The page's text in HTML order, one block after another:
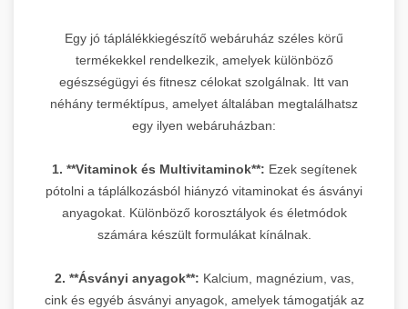
Egy jó táplálékkiegészítő webáruház széles körű
termékekkel rendelkezik, amelyek különböző
egészségügyi és fitnesz célokat szolgálnak. Itt van
néhány terméktípus, amelyet általában megtalálhatsz
egy ilyen webáruházban:
1. **Vitaminok és Multivitaminok**: Ezek segítenek
pótolni a táplálkozásból hiányzó vitaminokat és ásványi
anyagokat. Különböző korosztályok és életmódok
számára készült formulákat kínálnak.
2. **Ásványi anyagok**: Kalcium, magnézium, vas,
cink és egyéb ásványi anyagok, amelyek támogatják az